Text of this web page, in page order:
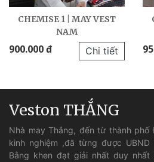
CHEMISE 1 | MAY VEST
NAM
900.000 đ Chi tiết
Veston THẮNG
Nhà may Thắng, đến từ thành phố
kinh nghiệm ,đã từng được
Bằng khen đạt giải nhất duy nhất